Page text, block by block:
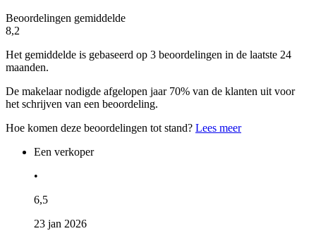
Beoordelingen gemiddelde
8,2
Het gemiddelde is gebaseerd op 3 beoordelingen in de laatste 24
maanden.
De makelaar nodigde afgelopen jaar 70% van de klanten uit voor
het schrijven van een beoordeling.
Hoe komen deze beoordelingen tot stand? Lees meer
Een verkoper
•
6,5
23 jan 2026